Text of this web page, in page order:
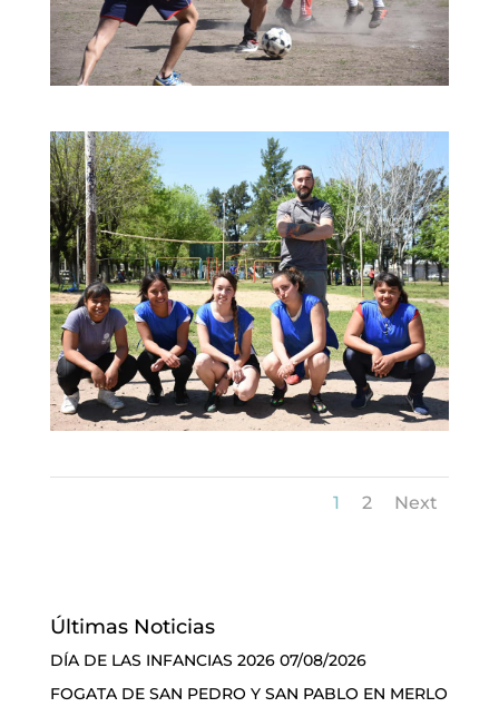
1 2 Next
Últimas Noticias
DÍA DE LAS INFANCIAS 2026 07/08/2026
FOGATA DE SAN PEDRO Y SAN PABLO EN MERLO